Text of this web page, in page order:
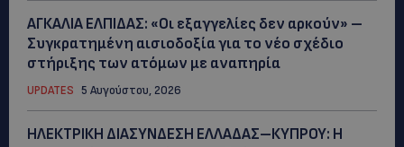
ΑΓΚΑΛΙΑ ΕΛΠΙΔΑΣ: «Οι εξαγγελίες δεν αρκούν» –
Συγκρατημένη αισιοδοξία για το νέο σχέδιο
στήριξης των ατόμων με αναπηρία
UPDATES 5 Αυγούστου, 2026
ΗΛΕΚΤΡΙΚΗ ΔΙΑΣΥΝΔΕΣΗ ΕΛΛΑΔΑΣ–ΚΥΠΡΟΥ: Η